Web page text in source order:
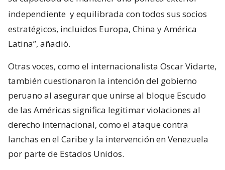
independiente y equilibrada con todos sus socios
estratégicos, incluidos Europa, China y América
Latina”, añadió.
Otras voces, como el internacionalista Oscar Vidarte,
también cuestionaron la intención del gobierno
peruano al asegurar que unirse al bloque Escudo
de las Américas significa legitimar violaciones al
derecho internacional, como el ataque contra
lanchas en el Caribe y la intervención en Venezuela
por parte de Estados Unidos.